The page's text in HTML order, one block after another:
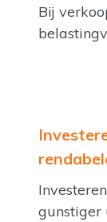
Bij
gunstiger